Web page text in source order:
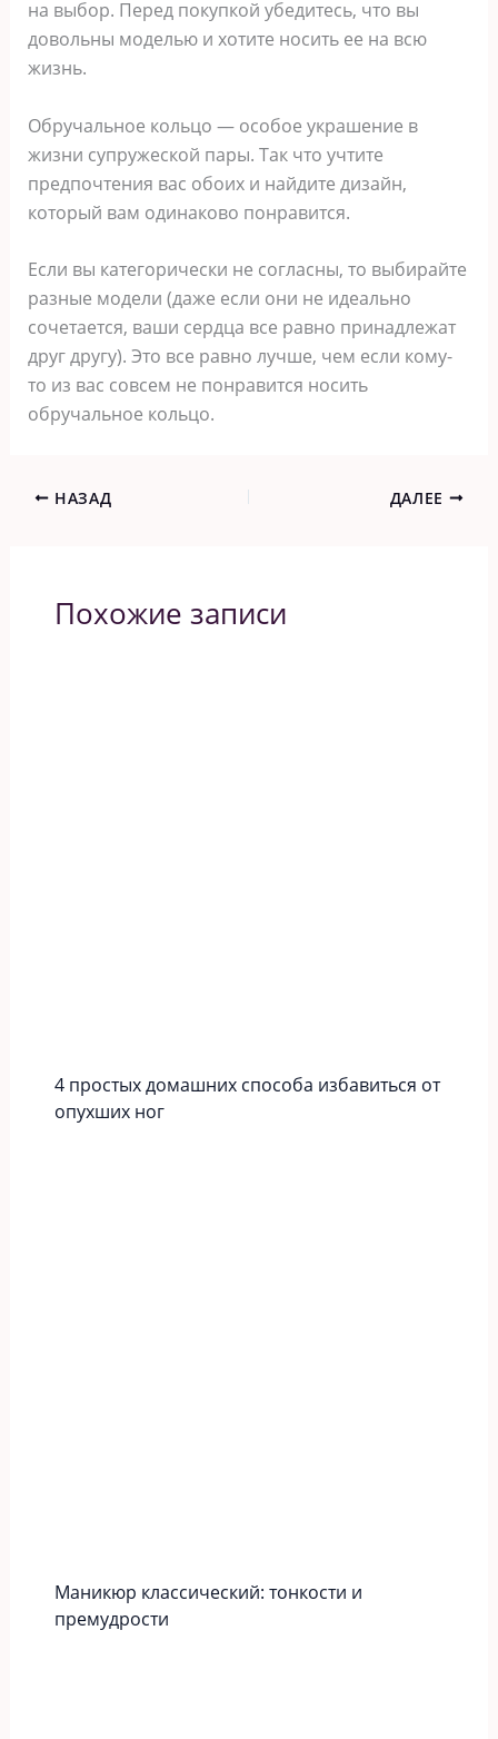
на выбор. Перед покупкой убедитесь, что вы
довольны моделью и хотите носить ее на всю
жизнь.
Обручальное кольцо — особое украшение в
жизни супружеской пары. Так что учтите
предпочтения вас обоих и найдите дизайн,
который вам одинаково понравится.
Если вы категорически не согласны, то выбирайте
разные модели (даже если они не идеально
сочетается, ваши сердца все равно принадлежат
друг другу). Это все равно лучше, чем если кому-
то из вас совсем не понравится носить
обручальное кольцо.
НАЗАД ДАЛЕЕ
Похожие записи
4 простых домашних способа избавиться от
опухших ног
Маникюр классический: тонкости и
премудрости